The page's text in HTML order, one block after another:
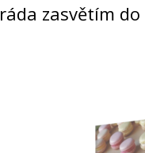
zasvětím do